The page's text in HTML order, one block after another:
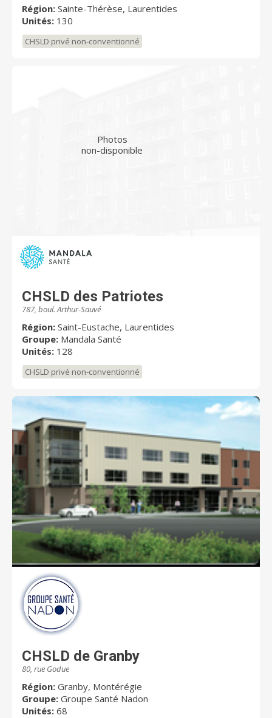
Région: Sainte-Thérèse, Laurentides
Unités: 130
CHSLD privé non-conventionné
Photos
non-disponible
CHSLD des Patriotes
787, boul. Arthur-Sauvé
Région: Saint-Eustache, Laurentides
Groupe: Mandala Santé
Unités: 128
CHSLD privé non-conventionné
CHSLD de Granby
80, rue Godue
Région: Granby, Montérégie
Groupe: Groupe Santé Nadon
Unités: 68